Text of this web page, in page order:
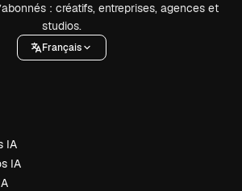
: créatifs, entreprises, agences et
studios.
Français
IA
IA